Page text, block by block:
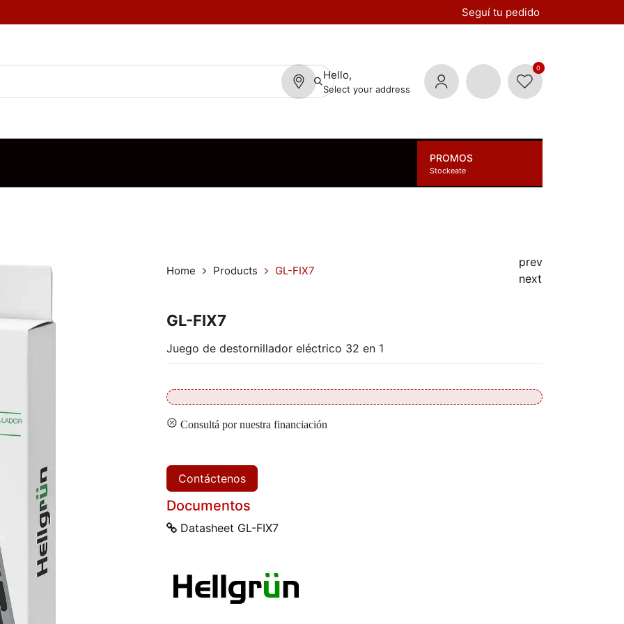
Seguí tu pedido
Hello,
Select your address
0
PROMOS
Stockeate
Home Products GL-FIX7
prev
next
GL-FIX7
Juego de destornillador eléctrico 32 en 1
Consultá por nuestra financiación
Contáctenos
Documentos
Datasheet GL-FIX7